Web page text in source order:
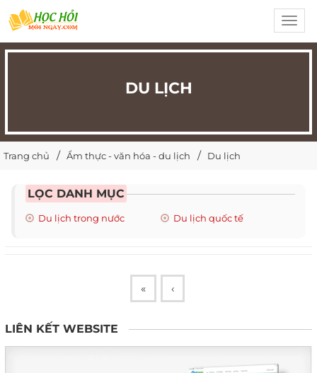
DU LỊCH
Trang chủ Ẩm thực - văn hóa - du lịch Du lịch
LỌC DANH MỤC
Du lịch trong nước Du lịch quốc tế
« ‹
LIÊN KẾT WEBSITE